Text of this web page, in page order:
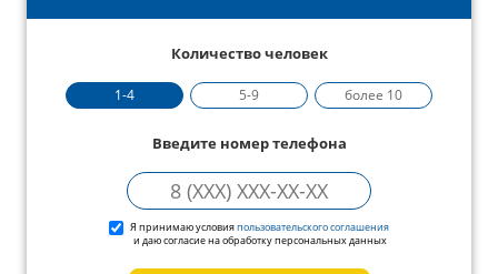
Количество человек
1-4 5-9 более 10
Введите номер телефона
Я принимаю условияпользовательского соглашения
и даю согласие на обработку персональных данных